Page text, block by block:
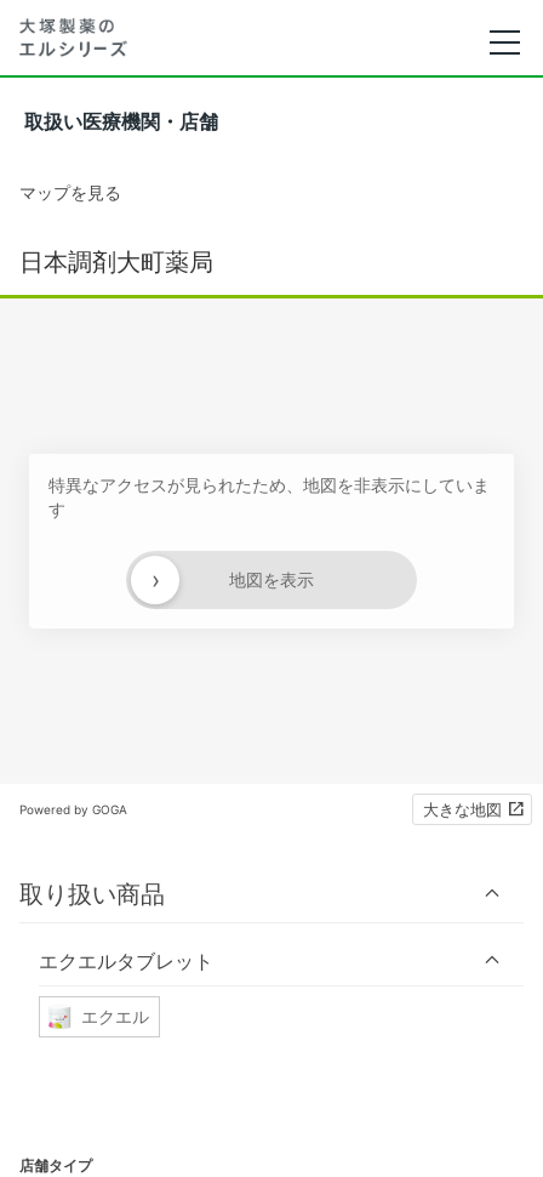
取扱い医療機関・店舗
マップを見る
日本調剤大町薬局
特異なアクセスが見られたため、地図を非表示にしていま
す
地図を表示
›
Powered by GOGA 大きな地図
取り扱い商品
エクエルタブレット
エクエル
店舗タイプ